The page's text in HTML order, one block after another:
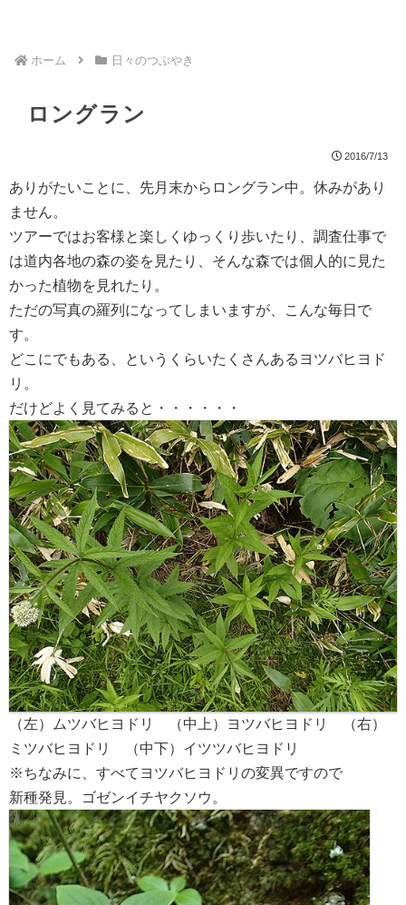
ホーム 日々のつぶやき
ロングラン
2016/7/13
ありがたいことに、先月末からロングラン中。休みがあり
ません。
ツアーではお客様と楽しくゆっくり歩いたり、調査仕事で
は道内各地の森の姿を見たり、そんな森では個人的に見た
かった植物を見れたり。
ただの写真の羅列になってしまいますが、こんな毎日で
す。
どこにでもある、というくらいたくさんあるヨツバヒヨド
リ。
だけどよく見てみると・・・・・・
（左）ムツバヒヨドリ （中上）ヨツバヒヨドリ （右）
ミツバヒヨドリ （中下）イツツバヒヨドリ
※ちなみに、すべてヨツバヒヨドリの変異ですので
新種発見。ゴゼンイチヤクソウ。